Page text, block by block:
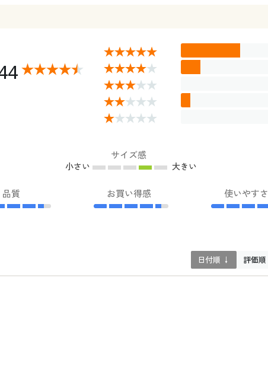
サイズ感
小さい 大きい
品質 お買い得感 使いやすさ
日付順 ↓ 評価順